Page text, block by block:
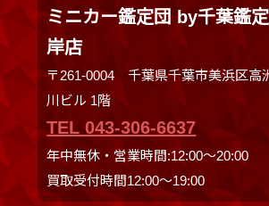
ミニカー鑑定団 by千葉鑑
岸店
〒261-0004 千葉県千葉市美浜区高
川ビル 1階
TEL 043-306-6637
年中無休・営業時間:12:00〜20:00
買取受付時間12:00〜19:00